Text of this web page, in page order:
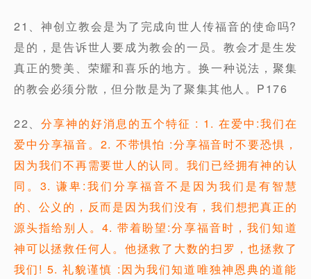
21、神创立教会是为了完成向世人传福音的使命吗?
是的，是告诉世人要成为教会的一员。教会才是生发
真正的赞美、荣耀和喜乐的地方。换一种说法，聚集
的教会必须分散，但分散是为了聚集其他人。P176
22、分享神的好消息的五个特征 : 1. 在爱中:我们在
爱中分享福音。2. 不带惧怕 :分享福音时不要恐惧，
因为我们不再需要世人的认同。我们已经拥有神的认
同。3. 谦卑:我们分享福音不是因为我们是有智慧
的、公义的，反而是因为我们没有，我们想把真正的
源头指给别人。4. 带着盼望:分享福音时，我们知道
神可以拯救任何人。他拯救了大数的扫罗，也拯救了
我们! 5. 礼貌谨慎 :因为我们知道唯独神恩典的道能